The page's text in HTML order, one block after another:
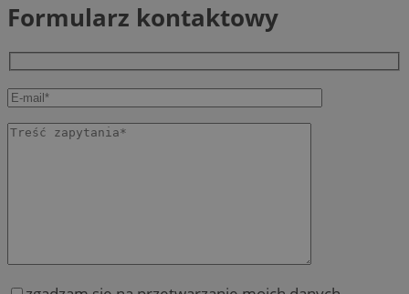
Formularz kontaktowy